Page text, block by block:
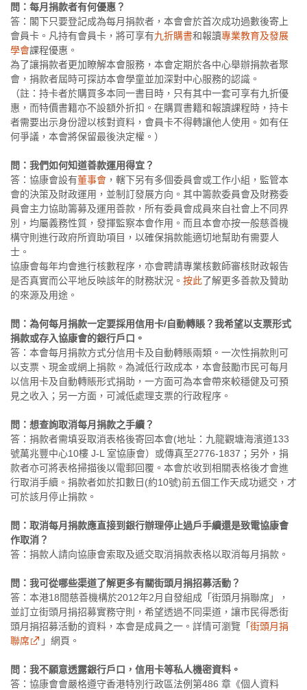
問：每月捐款者有何優惠？
答：閣下只要登記成為每月捐款者，本會會於首次成功過數後寄上
會員卡。凡持有會員卡，將可享有九折購書和報讀專業教育及發展
學會課程優惠。
為了讓捐款者更加瞭解本會服務，本會定期於各中心舉辦捐款者聚
會，捐款者屆時可探訪本會學童並加深對中心服務的認識。
（註：持卡者於購買多本同一書目時，只有其中一套可享有九折優
惠，而特價書籍亦不設額外折扣。在購買書籍和報讀課程時，持卡
者需要出示身份證以核對資料，會員卡不得轉讓他人使用。如有任
何爭議，本會將保留最後決定權。）
問：我們如何知道善款運用得宜？
答：協康會設有董事會 ，轄下另有多個委員會或工作小組，監管本
會的決策及財政運用，並制訂發展方向。其中籌款委員會及財務委
員會主力協助籌募及運用善款，所有委員會成員來自社會上不同界
別，均屬義務性質，發揮監察本會作用。而且本會亦按一般慈善機
構守則進行政府所資助項目，以確保捐款能適切地幫助有需要人
士。
協康會每年均會進行核數程序，亦會聘請專業核數師審核財政報告
是否真實而公平地反映該年的財務狀況。 按此了解更多善款及贊助
的來源及用途。
問：為何每月捐款一定要採用信用卡/自動轉賬？我希望以支票形式
捐款或存入協康會的銀行戶口。
答：本會每月捐款方式分信用卡及自動轉賬兩類。一次性捐款則可
以支票、現金或網上捐款。為減低行政成本，本會鼓勵市民可每月
以信用卡及自動轉賬形式捐助，一方面可為本會帶來較穩健及可預
見之收入；另一方面，可減低處理支票的行政程序。
問：想查詢取消每月捐款之手續？
答：捐款者需填妥取消表格後寄回本會(地址：九龍觀塘海濱道133
號萬兆豐中心10樓 J-L 室協康會）或傳真至2776-1837；另外，捐
款者亦可將表格掃描後以電郵回覆。本會於收到相關表格後才會進
行取消手續。捐款者如於扣數日(約10號)前五個工作天成功遞交，才
可於該月停止捐款。
問：取消每月捐款應直接到銀行辦理停止過戶手續還是致電協康會
作取消？
答：捐款人請向協康會索取及遞交取消捐款表格以取消每月捐款。
問：我可從哪些渠道了解更多有關街頭月捐招募活動？
答：本港18間慈善機構於2012年2月自發組成「街頭月捐聯席」，
並訂立街頭月捐招募實務守則，希望透過不同渠道，讓市民得悉街
頭月捐招募活動的資料，本會是成員之一。詳情可瀏覽「 街頭月捐
聯席
」網頁。
問：我不願意透露銀行戶口，信用卡等私人機密資料。
答：協康會會嚴格遵守香港特別行政區法例第486 章《個人資料